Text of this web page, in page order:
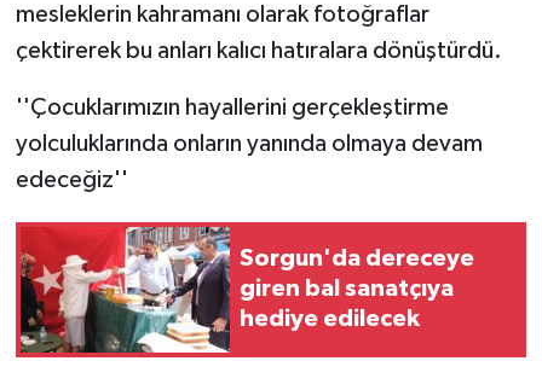
mesleklerin kahramanı olarak fotoğraflar
çektirerek bu anları kalıcı hatıralara dönüştürdü.
''Çocuklarımızın hayallerini gerçekleştirme
yolculuklarında onların yanında olmaya devam
edeceğiz''
Sorgun'da dereceye
giren bal sanatçıya
hediye edilecek
Yerel Haberler